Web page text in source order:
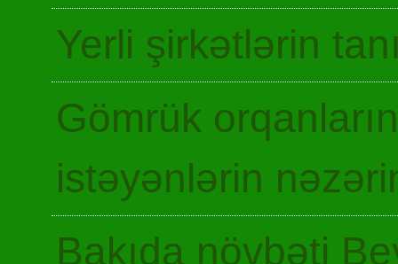
Yerli şirkətlərin
Gömrük
istəyənlərin
Bakıda növbəti